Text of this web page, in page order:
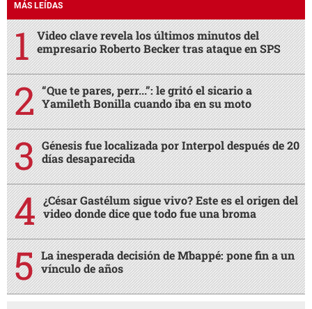
MÁS LEÍDAS
Video clave revela los últimos minutos del
empresario Roberto Becker tras ataque en SPS
“Que te pares, perr...”: le gritó el sicario a
Yamileth Bonilla cuando iba en su moto
Génesis fue localizada por Interpol después de 20
días desaparecida
¿César Gastélum sigue vivo? Este es el origen del
video donde dice que todo fue una broma
La inesperada decisión de Mbappé: pone fin a un
vínculo de años